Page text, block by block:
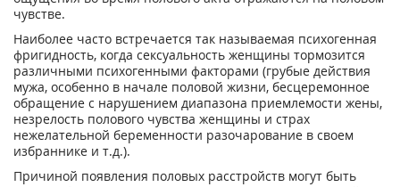
чувстве.
Наиболее часто встречается так называемая психогенная
фригидность, когда сексуальность женщины тормозится
различными психогенными факторами (грубые действия
мужа, особенно в начале половой жизни, бесцеремонное
обращение с нарушением диапазона приемлемости жены,
незрелость полового чувства женщины и страх
нежелательной беременности разочарование в своем
избраннике и т.д.).
Причиной появления половых расстройств могут быть